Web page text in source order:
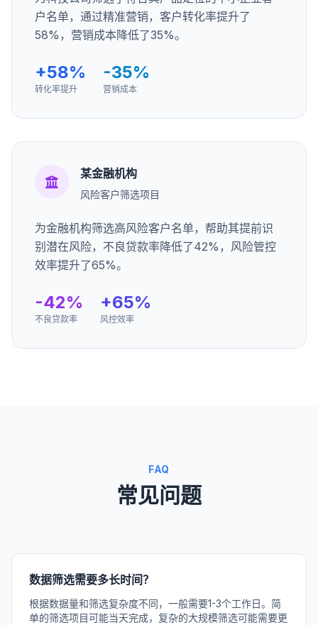
户名单，通过精准营销，客户转化率提升了
58%，营销成本降低了35%。
+58%
转化率提升
-35%
营销成本
某金融机构
风险客户筛选项目
为金融机构筛选高风险客户名单，帮助其提前识
别潜在风险，不良贷款率降低了42%，风险管控
效率提升了65%。
-42%
不良贷款率
+65%
风控效率
FAQ
常见问题
数据筛选需要多长时间？
根据数据量和筛选复杂度不同，一般需要1-3个工作日。简
单的筛选项目可能当天完成，复杂的大规模筛选可能需要更